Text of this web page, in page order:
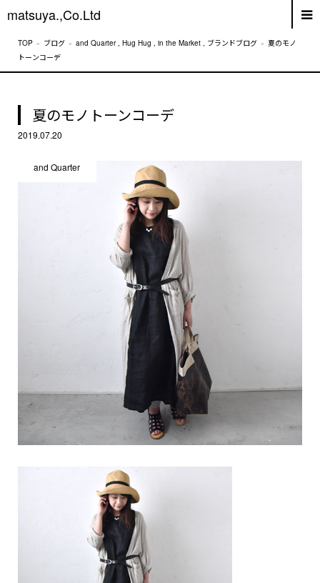
matsuya.,Co.Ltd
ブログ and Quarter , Hug Hug , in the Market , ブランドブログ
夏のモノ
トーンコーデ
夏のモノトーンコーデ
2019.07.20
and Quarter